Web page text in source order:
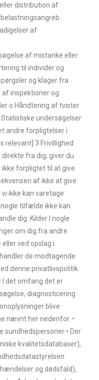
distribution af
af
af mistanke eller
til individer og
og klager fra
inspektioner og
o Håndtering af tvister
undersøgelser
andre forpligtelser i
relevant] 3 Frivillighed
fra dig, giver du
forpligtet til at give
af ikke at give
ikke kan varetage
tilfælde ikke kan
dig. Kilder I nogle
om dig fra andre
ved opslag i
de modtagende
denne privatlivspolitik.
I det omfang det er
diagnosticering
blive
nævnt her nedenfor. •
sundhedspersoner • Der
kvalitetsdatabaser),
og dødsfald),